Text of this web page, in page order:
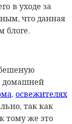
в уходе за
что данная
блоге.
домашней
, освежителях
так как
тому же это